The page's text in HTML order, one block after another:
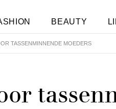
BEAUTY
TASSENMINNENDE MOEDERS